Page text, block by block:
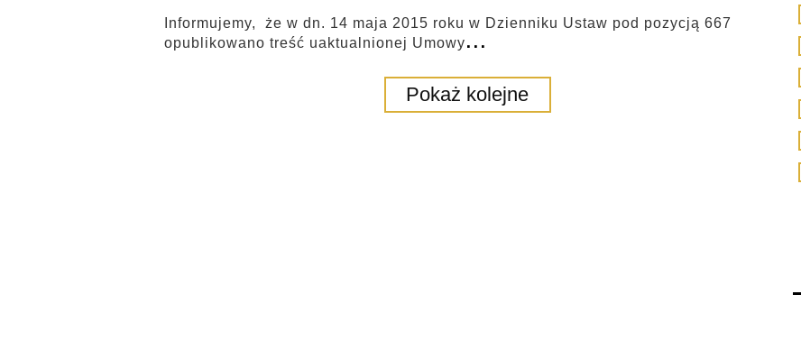
Informujemy, że w dn. 14 maja 2015 roku w Dzienniku Ustaw pod pozycją 667
opublikowano treść uaktualnionej Umowy...
Pokaż kolejne